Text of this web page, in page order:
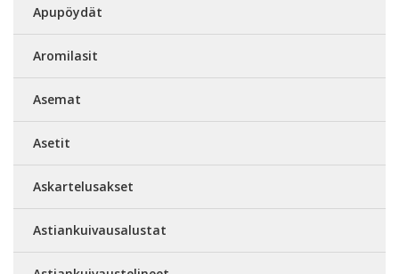
Apupöydät
Aromilasit
Asemat
Asetit
Askartelusakset
Astiankuivausalustat